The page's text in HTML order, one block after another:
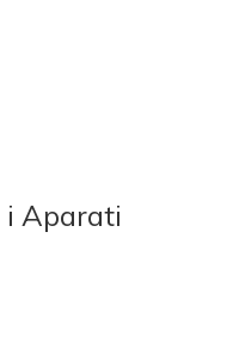
i Aparati